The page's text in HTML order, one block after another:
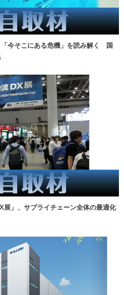
「今そこにある危機」を読み解く 国
展」、サプライチェーン全体の最適化